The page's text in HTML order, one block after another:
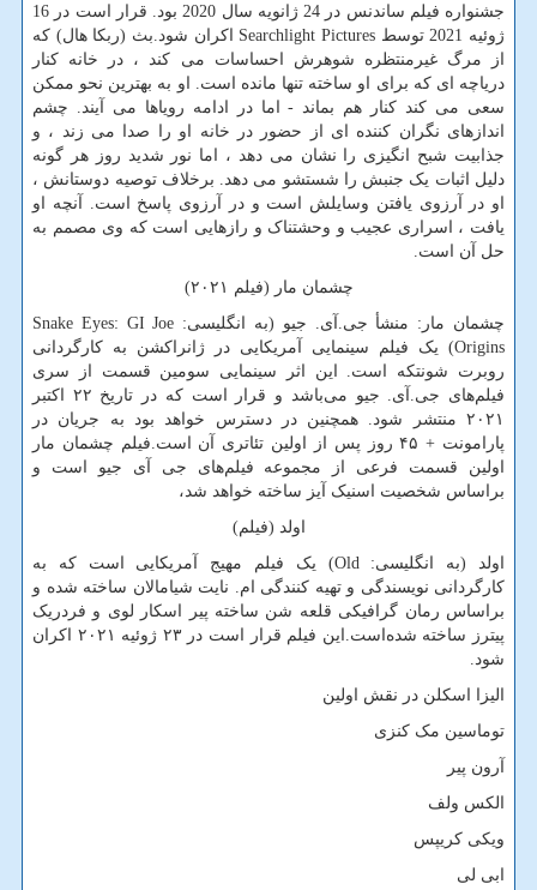
جشنواره فیلم ساندنس در 24 ژانویه سال 2020 بود. قرار است در 16
ژوئیه 2021 توسط
Searchlight Pictures اکران شود.بث (ربکا هال) که
از مرگ غیرمنتظره شوهرش احساسات می کند ، در خانه کنار
دریاچه ای که برای او ساخته تنها مانده است. او به بهترین نحو ممکن
سعی می کند کنار هم بماند - اما در ادامه رویاها می آیند. چشم
اندازهای نگران کننده ای از حضور در خانه او را صدا می زند ، و
جذابیت شبح انگیزی را نشان می دهد ، اما نور شدید روز هر گونه
دلیل اثبات یک جنبش را شستشو می دهد. برخلاف توصیه دوستانش ،
او در آرزوی یافتن وسایلش است و در آرزوی پاسخ است. آنچه او
یافت ، اسراری عجیب و وحشتناک و رازهایی است که وی مصمم به
حل آن است.
چشمان مار (فیلم ۲۰۲۱)
چشمان مار: منشأ جی.آی. جیو (به انگلیسی: Snake Eyes: GI Joe
Origins) یک فیلم سینمایی آمریکایی در ژانراکشن به کارگردانی
روبرت شونتکه است. این اثر سینمایی سومین قسمت از سری
فیلم‌های جی.آی. جیو می‌باشد و قرار است که در تاریخ ۲۲ اکتبر
۲۰۲۱ منتشر شود. همچنین در دسترس خواهد بود به جریان در
پارامونت + ۴۵ روز پس از اولین تئاتری آن است.فیلم چشمان مار
اولین قسمت فرعی از مجموعه فیلم‌های جی آی جیو است و
براساس شخصیت اسنیک آیز ساخته خواهد شد،
اولد (فیلم)
اولد (به انگلیسی: Old) یک فیلم مهیج آمریکایی است که به
کارگردانی نویسندگی و تهیه کنندگی ام. نایت شیامالان ساخته شده و
براساس رمان گرافیکی قلعه شن ساخته پیر اسکار لوی و فردریک
پیترز ساخته شده‌است.این فیلم قرار است در ۲۳ ژوئیه ۲۰۲۱ اکران
شود.
الیزا اسکلن در نقش اولین
توماسین مک کنزی
آرون پیر
الکس ولف
ویکی کریپس
ابی لی